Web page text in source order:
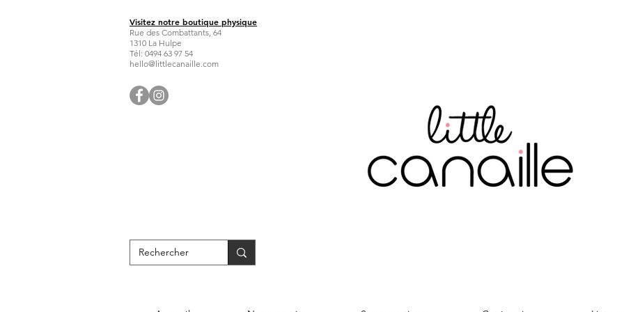
Visitez notre boutique physique
Rue des Combattants, 64
1310 La Hulpe
Tél: 0494 63 97 54
hello@littlecanaille.com